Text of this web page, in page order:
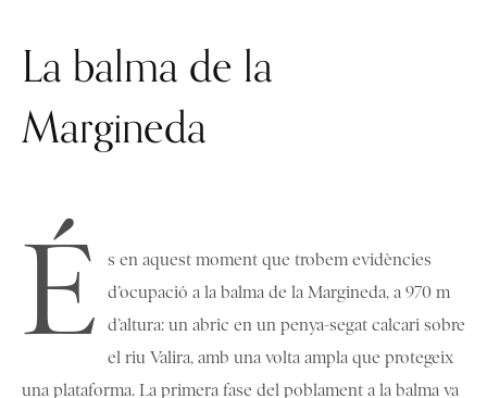
La balma de la
Margineda
É
s en aquest moment que trobem evidències
d’ocupació a la balma de la Margineda, a 970 m
d’altura: un abric en un penya-segat calcari sobre
el riu Valira, amb una volta ampla que protegeix
una plataforma. La primera fase del poblament a la balma va